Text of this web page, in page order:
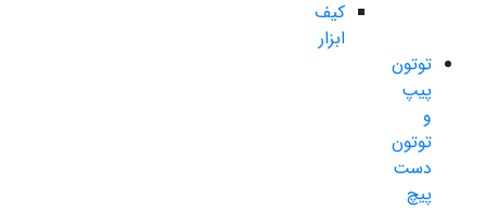
کیف
ابزار
توتون
پیپ
و
توتون
دست
پیچ